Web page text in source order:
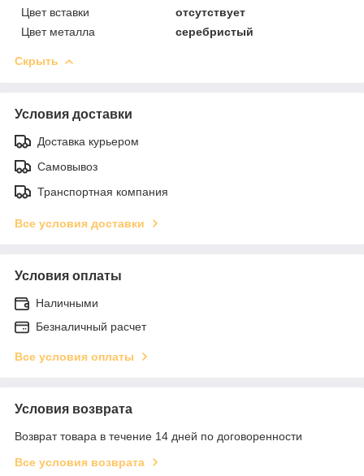
Цвет вставки
отсутствует
Цвет металла
серебристый
Скрыть
Условия доставки
Доставка курьером
Самовывоз
Транспортная компания
Все условия доставки
Условия оплаты
Наличными
Безналичный расчет
Все условия оплаты
Условия возврата
Возврат товара в течение 14 дней по договоренности
Все условия возврата